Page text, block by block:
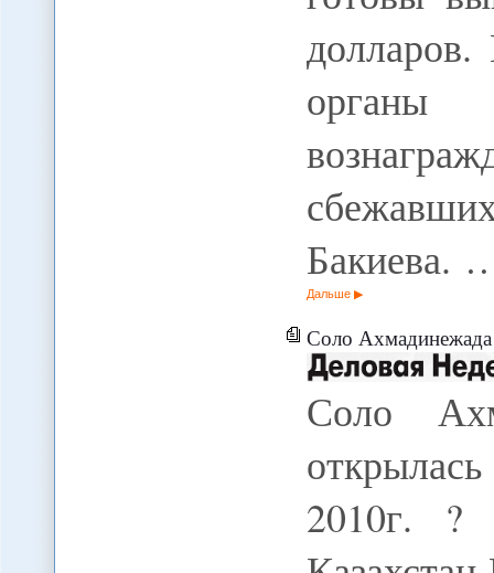
органы
Бакиева.
Дальше
Соло Ахмадинежада
Соло
2010г. ?